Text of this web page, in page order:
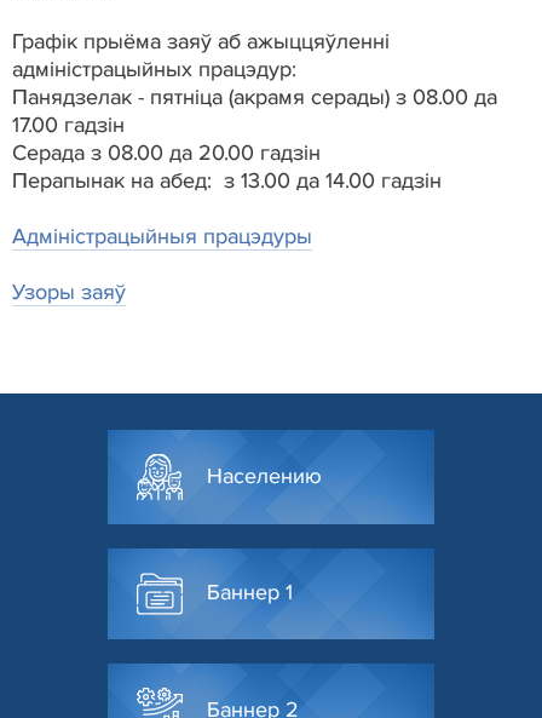
Графік прыёма заяў аб ажыццяўленні
адміністрацыйных працэдур:
Панядзелак - пятніца (акрамя серады) з 08.00 да
17.00 гадзін
Серада з 08.00 да 20.00 гадзін
Перапынак на абед: з 13.00 да 14.00 гадзін
Адміністрацыйныя працэдуры
Узоры заяў
Населению
Баннер 1
Баннер 2